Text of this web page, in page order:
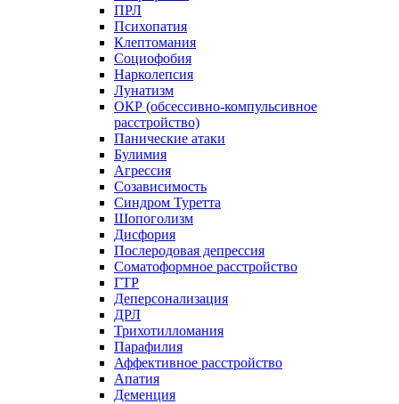
ПРЛ
Психопатия
Клептомания
Социофобия
Нарколепсия
Лунатизм
ОКР (обсессивно-компульсивное
расстройство)
Панические атаки
Булимия
Агрессия
Созависимость
Синдром Туретта
Шопоголизм
Дисфория
Послеродовая депрессия
Соматоформное расстройство
ГТР
Деперсонализация
ДРЛ
Трихотилломания
Парафилия
Аффективное расстройство
Апатия
Деменция